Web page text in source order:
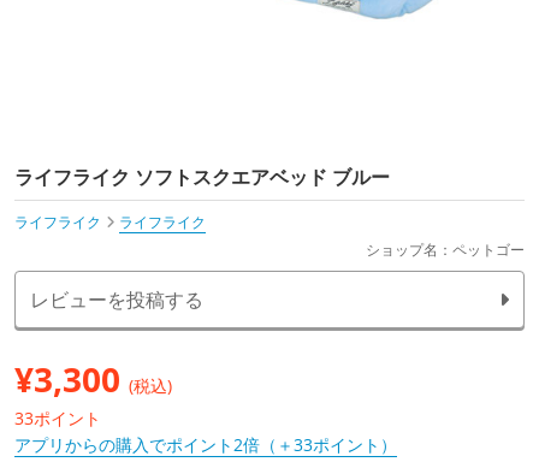
ライフライク ソフトスクエアベッド ブルー
ライフライク
ライフライク
ショップ名：ペットゴー
レビューを投稿する
¥3,300 (税込)
33ポイント
アプリからの購入でポイント2倍（＋33ポイント）